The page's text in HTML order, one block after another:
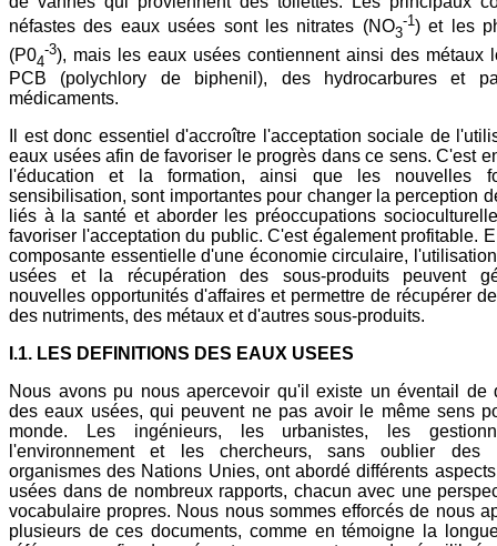
néfastes des eaux usées sont les nitrates (NO3
-1) et les
(P04
-3), mais les eaux usées contiennent ainsi des métaux
PCB (polychlory de biphenil), des hydrocarbures et
médicaments.
Il est donc essentiel d'accroître l'acceptation sociale de
eaux usées afin de favoriser le progrès dans ce sens. C'est
l'éducation et la formation, ainsi que les nouvelles
sensibilisation, sont importantes pour changer la perception
liés à la santé et aborder les préoccupations
favoriser l'acceptation du public. C'est également profitable.
composante essentielle d'une économie circulaire,
usées et la récupération des sous-produits peuvent
nouvelles opportunités d'affaires et permettre de récupérer
des nutriments, des métaux et d'autres sous-produits.
I.1. LES DEFINITIONS DES EAUX USEES
Nous avons pu nous apercevoir qu'il existe un éventail de
des eaux usées, qui peuvent ne pas avoir le même sens
monde. Les ingénieurs, les urbanistes, les
l'environnement et les chercheurs, sans oublier des
organismes des Nations Unies, ont abordé différents
usées dans de nombreux rapports, chacun avec une
vocabulaire propres. Nous nous sommes efforcés de nous
plusieurs de ces documents, comme en témoigne la